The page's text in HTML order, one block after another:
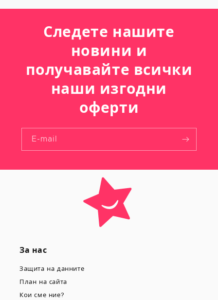
Следете нашите
новини и
получавайте всички
наши изгодни
оферти
E-mail
За нас
Защита на данните
План на сайта
Кои сме ние?